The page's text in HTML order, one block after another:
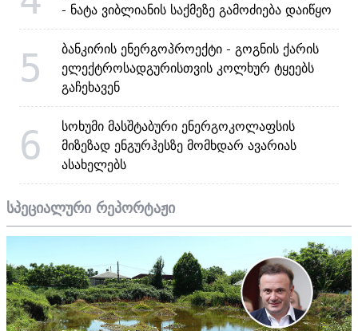
- ნატა ვიბლიანის საქმეზე გამოძიება დაიწყო
5
ბანკირის ენერგოპროექტი - გოგნის ქარის
ელექტროსადგურისთვის კოლხურ ტყეებს
გაჩეხავენ
6
სოხუმი მასშტაბური ენერგოკოლაფსის
მიზეზად ენგურჰესზე მომხდარ ავარიას
ასახელებს
სპეციალური რეპორტაჟი